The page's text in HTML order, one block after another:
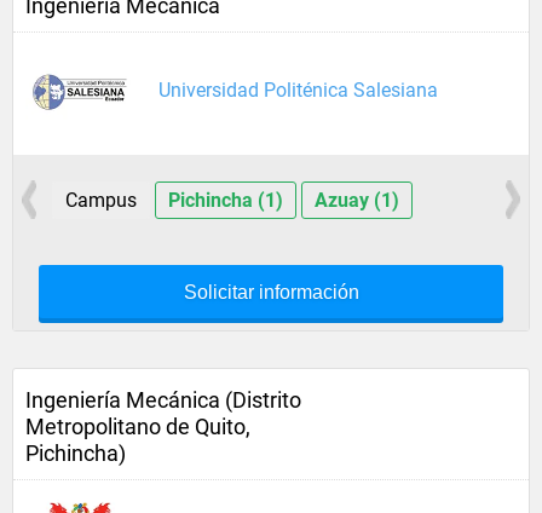
Ingeniería Mecánica
Universidad Politénica Salesiana
Campus Pichincha (1) Azuay (1)
Solicitar información
Ingeniería Mecánica (Distrito
Metropolitano de Quito,
Pichincha)